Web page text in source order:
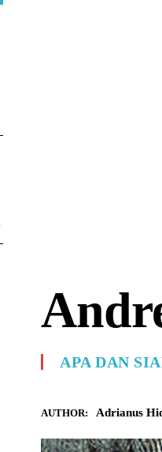
APA DAN
AUTHOR: Adrianus